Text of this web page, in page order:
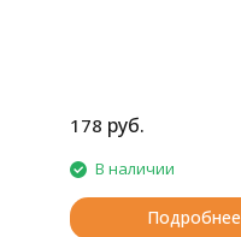
178 руб.
В наличии
Подробнее